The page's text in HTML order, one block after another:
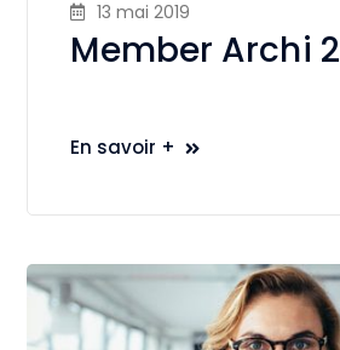
13 mai 2019
Member Archi 2
En savoir +